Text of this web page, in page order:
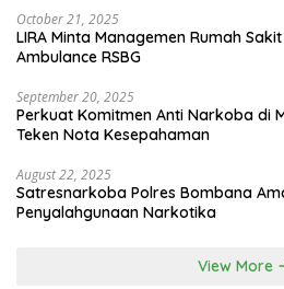
October 21, 2025
LIRA Minta Managemen Rumah
Ambulance RSBG
September 20, 2025
Perkuat Komitmen Anti Narkoba di
Teken Nota Kesepahaman
August 22, 2025
Satresnarkoba Polres Bombana
Penyalahgunaan Narkotika
View More